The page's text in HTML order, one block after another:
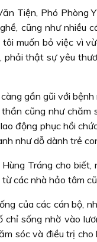
Tiện, Phó Phòng
cũng như nhiều
tôi muốn bỏ việc vì
phải thật sự yêu
gần gũi với
cũng như chăm
động phục hồi
như dỗ dành trẻ
Hùng Tráng cho
các nhà hảo tâm
của các cán bộ,
chỉ sống nhờ vào
sóc và điều trị